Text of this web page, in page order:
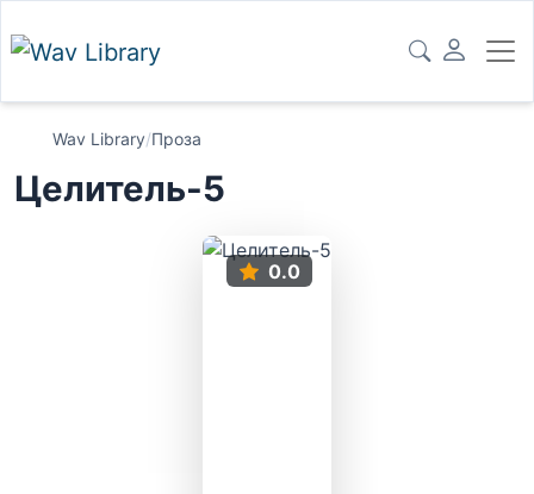
Wav Library/Проза
Целитель-5
0.0